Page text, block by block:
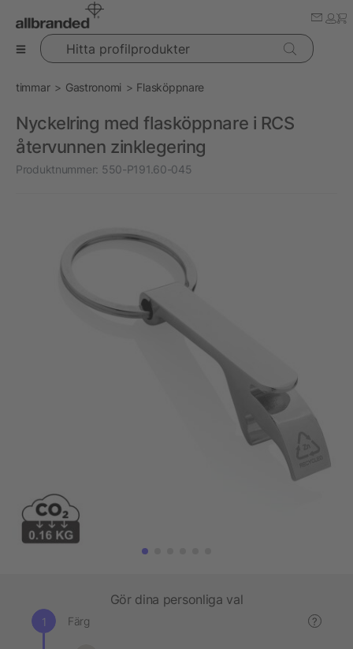
Hitta profilprodukter
timmar Gastronomi Flasköppnare
Nyckelring med flasköppnare i RCS
återvunnen zinklegering
Produktnummer: 550-P191.60-045
Gör dina personliga val
Färg ?